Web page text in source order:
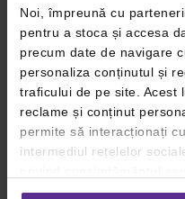
Noi, împreună cu
pentru a stoca și accesa
precum date de navigare
personaliza conținutul și
traficului de pe site. Acest
reclame și conținut
permite să interacționați
intermediul rețelelor
consimțământul oricând,